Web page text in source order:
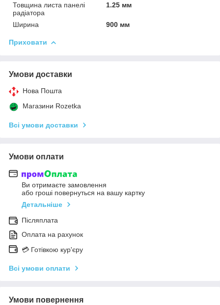
Товщина листа панелі
радіатора
1.25 мм
Ширина 900 мм
Приховати
Умови доставки
Нова Пошта
Магазини Rozetka
Всі умови доставки
Умови оплати
Ви отримаєте замовлення
або гроші повернуться на вашу картку
Детальніше
Післяплата
Оплата на рахунок
💳 Готівкою кур'єру
Всі умови оплати
Умови повернення